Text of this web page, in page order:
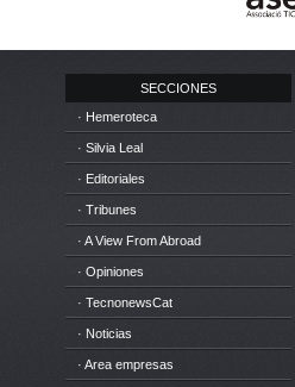
SECCIONES
· Hemeroteca
· Silvia Leal
· Editoriales
· Tribunes
· A View From Abroad
· Opiniones
· TecnonewsCat
· Noticias
· Area empresas